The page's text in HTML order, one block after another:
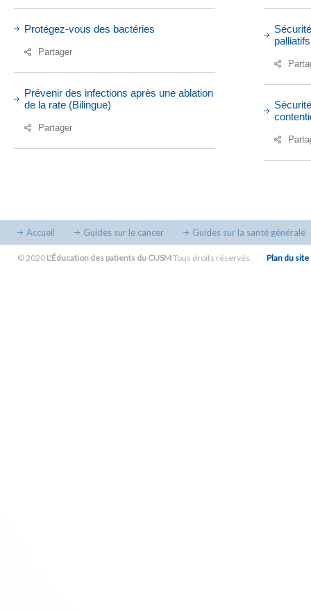
Protégez-vous des bactéries
Partager
Prévenir des infections après une ablation
de la rate (Bilingue)
Partager
palliatifs
Accueil Guides sur le cancer Guides sur la santé générale
© 2020 L'Éducation des patients du CUSMTous droits réservés. Plan du site